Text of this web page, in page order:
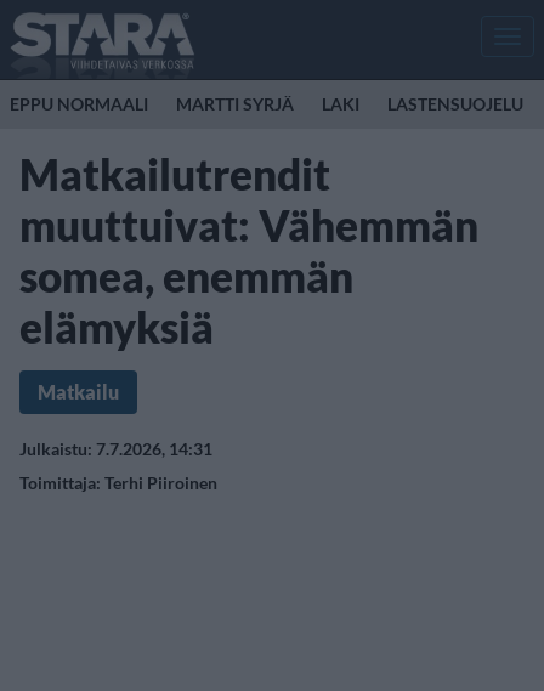
EPPU NORMAALI MARTTI SYRJÄ LAKI LASTENSUOJELU
Matkailutrendit
muuttuivat: Vähemmän
somea, enemmän
elämyksiä
Matkailu
Julkaistu: 7.7.2026, 14:31
Toimittaja: Terhi Piiroinen